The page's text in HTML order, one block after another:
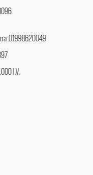
01998620049
I.V.